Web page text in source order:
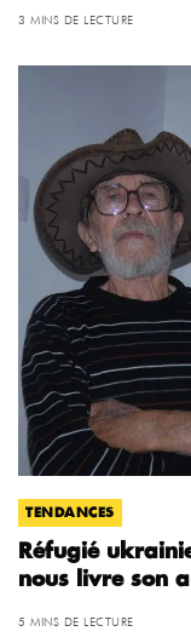
3 MINS DE LECTURE
TENDANCES
Réfugié
nous livre son
5 MINS DE LECTURE